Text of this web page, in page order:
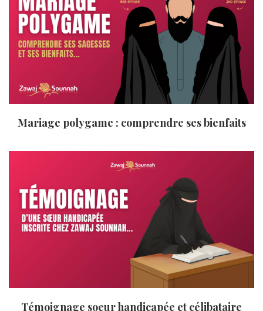
Mariage polygame : comprendre ses bienfaits
Témoignage soeur handicapée et célibataire